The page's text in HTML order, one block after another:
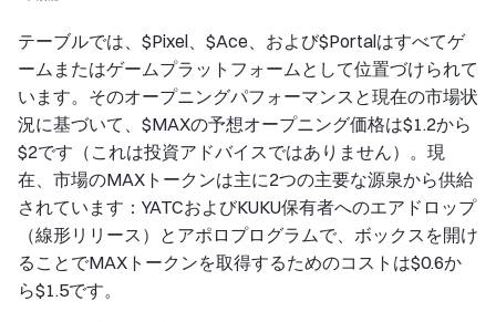
テーブルでは、$Pixel、$Ace、および$Portalはすべてゲ
ームまたはゲームプラットフォームとして位置づけられて
います。そのオープニングパフォーマンスと現在の市場状
況に基づいて、$MAXの予想オープニング価格は$1.2から
$2です（これは投資アドバイスではありません）。現
在、市場のMAXトークンは主に2つの主要な源泉から供給
されています：YATCおよびKUKU保有者へのエアドロップ
（線形リリース）とアポロプログラムで、ボックスを開け
ることでMAXトークンを取得するためのコストは$0.6か
ら$1.5です。